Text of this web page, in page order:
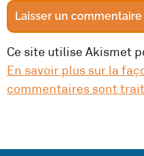
Ce site utilise Akismet
En savoir plus sur la
commentaires sont